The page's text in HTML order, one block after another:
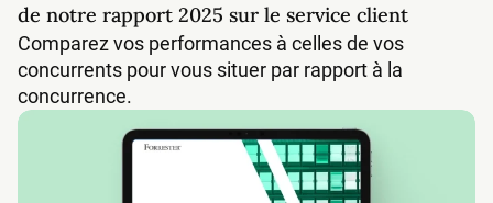
de notre rapport 2025 sur le service client
Comparez vos performances à celles de vos
concurrents pour vous situer par rapport à la
concurrence.
Rapport Forrester sur l'impact économique total de